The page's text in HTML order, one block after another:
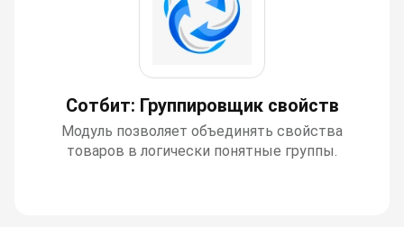
Сотбит: Группировщик свойств
Модуль позволяет объединять свойства
товаров в логически понятные группы.